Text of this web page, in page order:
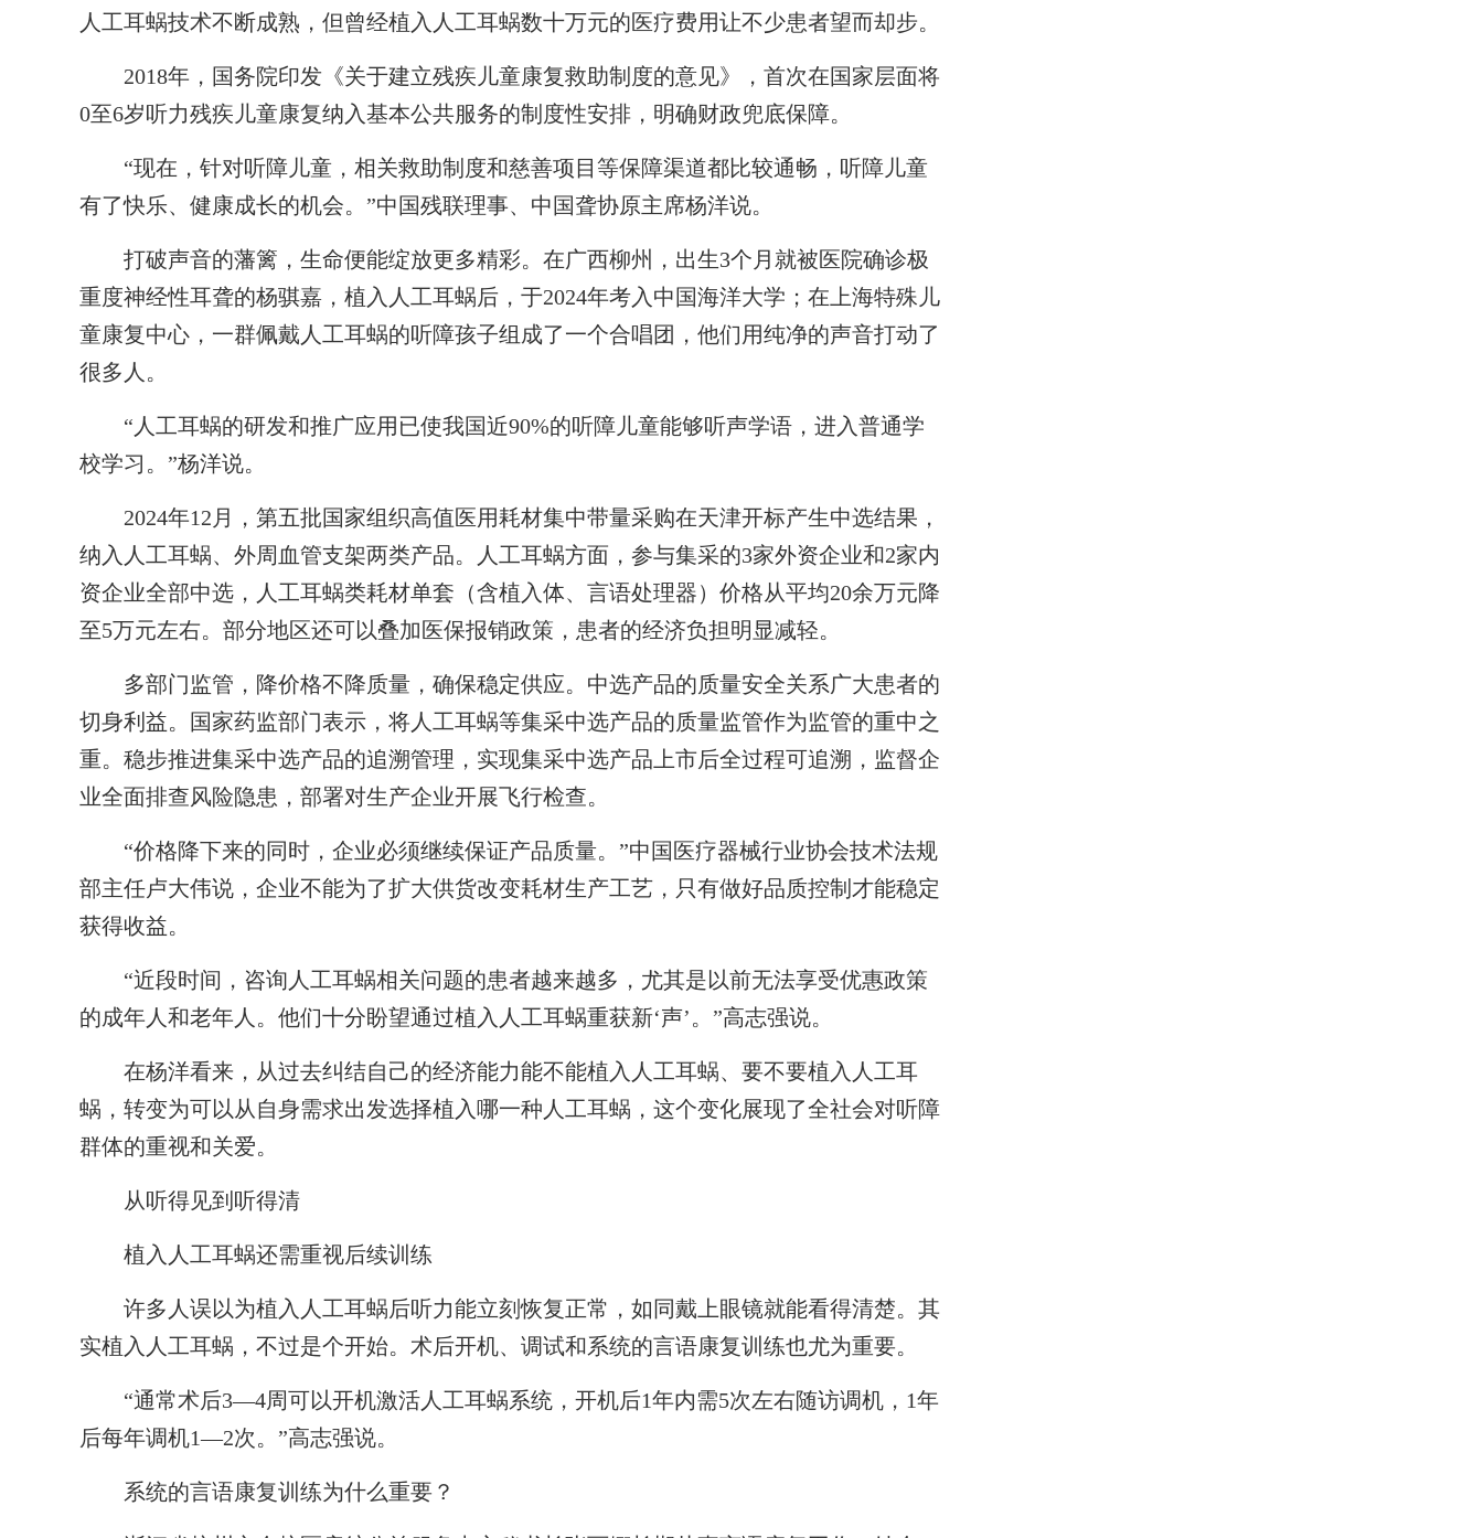
人工耳蜗技术不断成熟，但曾经植入人工耳蜗数十万元的医疗费用让不少患者望而却步。
2018年，国务院印发《关于建立残疾儿童康复救助制度的意见》，首次在国家层面将
0至6岁听力残疾儿童康复纳入基本公共服务的制度性安排，明确财政兜底保障。
“现在，针对听障儿童，相关救助制度和慈善项目等保障渠道都比较通畅，听障儿童
有了快乐、健康成长的机会。”中国残联理事、中国聋协原主席杨洋说。
打破声音的藩篱，生命便能绽放更多精彩。在广西柳州，出生3个月就被医院确诊极
重度神经性耳聋的杨骐嘉，植入人工耳蜗后，于2024年考入中国海洋大学；在上海特殊儿
童康复中心，一群佩戴人工耳蜗的听障孩子组成了一个合唱团，他们用纯净的声音打动了
很多人。
“人工耳蜗的研发和推广应用已使我国近90%的听障儿童能够听声学语，进入普通学
校学习。”杨洋说。
2024年12月，第五批国家组织高值医用耗材集中带量采购在天津开标产生中选结果，
纳入人工耳蜗、外周血管支架两类产品。人工耳蜗方面，参与集采的3家外资企业和2家内
资企业全部中选，人工耳蜗类耗材单套（含植入体、言语处理器）价格从平均20余万元降
至5万元左右。部分地区还可以叠加医保报销政策，患者的经济负担明显减轻。
多部门监管，降价格不降质量，确保稳定供应。中选产品的质量安全关系广大患者的
切身利益。国家药监部门表示，将人工耳蜗等集采中选产品的质量监管作为监管的重中之
重。稳步推进集采中选产品的追溯管理，实现集采中选产品上市后全过程可追溯，监督企
业全面排查风险隐患，部署对生产企业开展飞行检查。
“价格降下来的同时，企业必须继续保证产品质量。”中国医疗器械行业协会技术法规
部主任卢大伟说，企业不能为了扩大供货改变耗材生产工艺，只有做好品质控制才能稳定
获得收益。
“近段时间，咨询人工耳蜗相关问题的患者越来越多，尤其是以前无法享受优惠政策
的成年人和老年人。他们十分盼望通过植入人工耳蜗重获新‘声’。”高志强说。
在杨洋看来，从过去纠结自己的经济能力能不能植入人工耳蜗、要不要植入人工耳
蜗，转变为可以从自身需求出发选择植入哪一种人工耳蜗，这个变化展现了全社会对听障
群体的重视和关爱。
从听得见到听得清
植入人工耳蜗还需重视后续训练
许多人误以为植入人工耳蜗后听力能立刻恢复正常，如同戴上眼镜就能看得清楚。其
实植入人工耳蜗，不过是个开始。术后开机、调试和系统的言语康复训练也尤为重要。
“通常术后3—4周可以开机激活人工耳蜗系统，开机后1年内需5次左右随访调机，1年
后每年调机1—2次。”高志强说。
系统的言语康复训练为什么重要？